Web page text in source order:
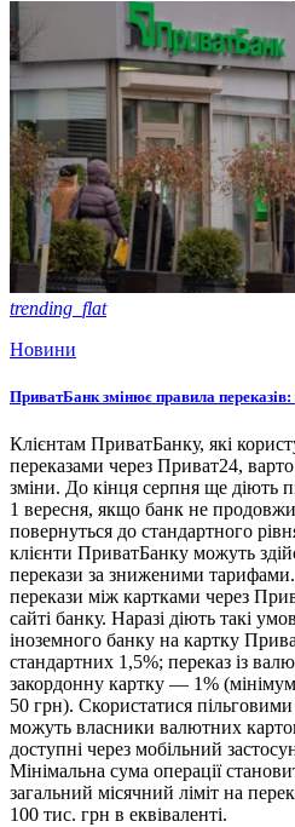
trending_flat
Новини
ПриватБанк змінює правила
Клієнтам ПриватБанку, які
переказами через Приват24,
зміни. До кінця серпня ще діють
1 вересня, якщо банк не
повернуться до стандартного
клієнти ПриватБанку можуть
перекази за зниженими
перекази між картками через
сайті банку. Наразі діють такі
іноземного банку на картку
стандартних 1,5%; переказ із
закордонну картку — 1%
50 грн). Скористатися
можуть власники валютних
доступні через мобільний
Мінімальна сума операції
загальний місячний ліміт на
100 тис. грн в еквіваленті.